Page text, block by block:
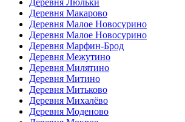
Деревня Люльки
Деревня Макарово
Деревня Малое Новосурино
Деревня Малое Новосурино
Деревня Марфин-Брод
Деревня Межутино
Деревня Милятино
Деревня Митино
Деревня Митьково
Деревня Михалёво
Деревня Моденово